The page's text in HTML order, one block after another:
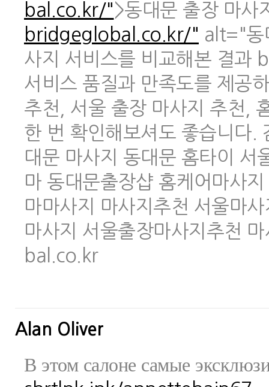
bal.co.kr/">동대문 출장 마
bridgeglobal.co.kr/" alt="동
사지 서비스를 비교해본 결과
서비스 품질과 만족도를 제공
추천, 서울 출장 마사지 추천,
한 번 확인해보셔도 좋습니다
대문 마사지 동대문 홈타이 서
마 동대문출장샵 홈케어마사
마마사지 마사지추천 서울마
마사지 서울출장마사지추천
bal.co.kr
Alan Oliver
В этом салоне самые